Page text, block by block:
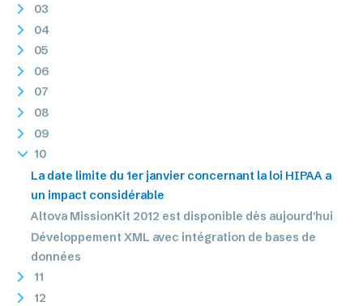
03
04
05
06
07
08
09
10
La date limite du 1er janvier concernant la loi HIPAA a
un impact considérable
Altova MissionKit 2012 est disponible dès aujourd'hui
Développement XML avec intégration de bases de
données
11
12